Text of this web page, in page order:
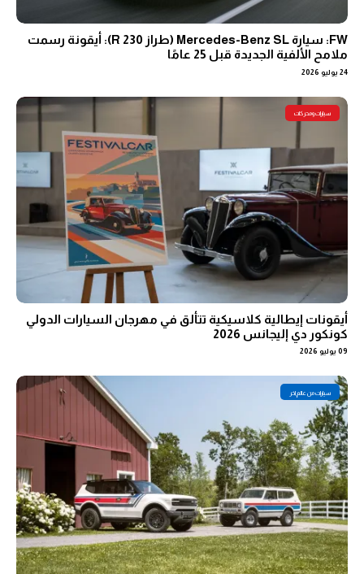
FW: سيارة Mercedes-Benz SL (طراز R 230): أيقونة رسمت
ملامح الألفية الجديدة قبل 25 عامًا
24 يوليو 2026
سيارات ومحركات
أيقونات إيطالية كلاسيكية تتألق في مهرجان السيارات الدولي
كونكور دي إليجانس 2026
09 يوليو 2026
سيارات من عالم اخر